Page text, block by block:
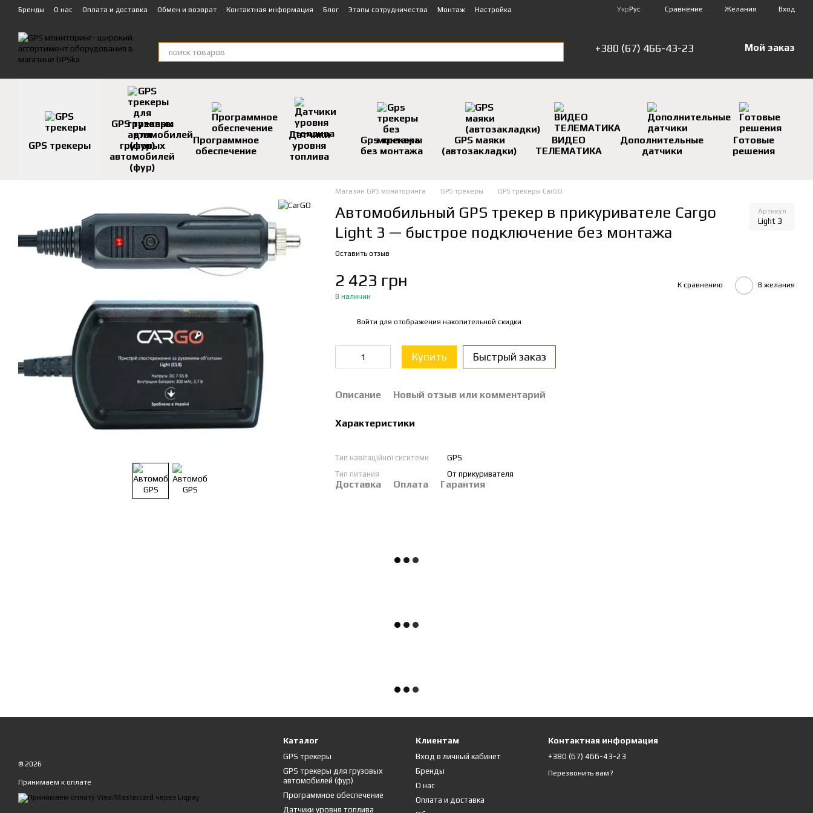
Перейти к основному контенту
Бренды О нас Оплата и доставка Обмен и возврат Контактная информация Блог Этапы сотрудничества Монтаж
Настройка
УкрРус Сравнение Желания Вход
+380 (67) 466-43-23 Мой заказ
GPS трекеры
GPS трекеры
для
грузовых
автомобилей
(фур)
Программное
обеспечение
Датчики
уровня
топлива
Gps трекеры
без монтажа
GPS маяки
(автозакладки)
ВИДЕО
ТЕЛЕМАТИКА
Дополнительные
датчики
Готовые
решения
Магазин GPS мониторинга GPS трекеры GPS трекеры CarGO
Автомобильный GPS трекер в прикуривателе Cargo
Light 3 — быстрое подключение без монтажа
Артикул
Light 3
Оставить отзыв
2 423 грн
В наличии
К сравнению В желания
Войти для отображения накопительной скидки
Купить Быстрый заказ
Описание Новый отзыв или комментарий
Характеристики
Тип навігаційної сиситеми
GPS
Тип питания
От прикуривателя
Доставка Оплата Гарантия
© 2026
Принимаем к оплате
Каталог
GPS трекеры
GPS трекеры для грузовых
автомобилей (фур)
Программное обеспечение
Датчики уровня топлива
Клиентам
Вход в личный кабинет
Бренды
О нас
Оплата и доставка
Контактная информация
+380 (67) 466-43-23
Перезвонить вам?